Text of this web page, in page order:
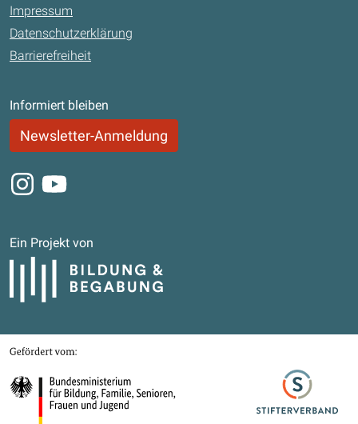
Impressum
Datenschutzerklärung
Barrierefreiheit
Informiert bleiben
Newsletter-Anmeldung
Instagram
Youtube
Ein Projekt von
Bildung und Begabung
Gefördert von
Bundesministerium für Bildung, Familie, Senioren, Frauen und Jugend
Stifterverband